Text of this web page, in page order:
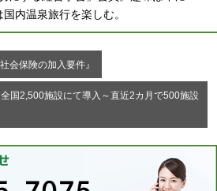
内温泉旅行を楽しむ。
会保険の加入要件』
国2,500施設にて導入～直近2カ月で500施設